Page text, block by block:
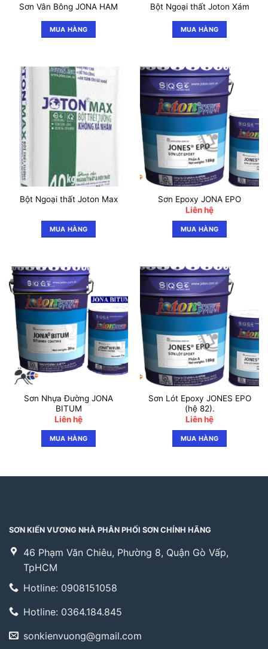
Sơn Vân Bông JONA HAM
MUA HÀNG
Bột Ngoại thất Joton Xám
MUA HÀNG
Bột Ngoại thất Joton Max
MUA HÀNG
Sơn Epoxy JONA EPO
Liên hệ
MUA HÀNG
Sơn Nhựa Đường JONA
BITUM
Liên hệ
MUA HÀNG
Sơn Lót Epoxy JONES EPO
(hệ 82).
Liên hệ
MUA HÀNG
SƠN KIẾN VƯƠNG NHÀ PHÂN PHỐI SƠN CHÍNH HÃNG
46 Phạm Văn Chiêu, Phường 8, Quận Gò Vấp,
TpHCM
Hotline: 0908151058
Hotline: 0364.184.845
sonkienvuong@gmail.com